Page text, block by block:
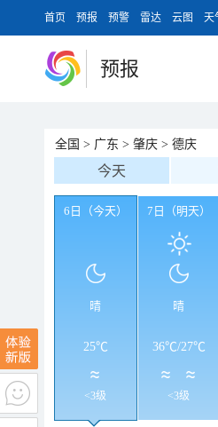
首页 预报 预警 雷达 云图 天
预报
全国 > 广东 > 肇庆 > 德庆
今天
6日（今天）
晴
25℃
<3级
7日（明天）
晴
36℃/27℃
<3级